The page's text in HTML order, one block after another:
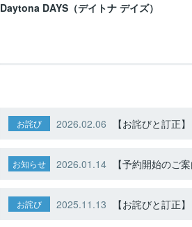
Daytona DAYS（デイトナ デイズ）
お詫び 2026.02.06 【お詫びと訂正
お知らせ 2026.01.14 【予約開始のご
お詫び 2025.11.13 【お詫びと訂正